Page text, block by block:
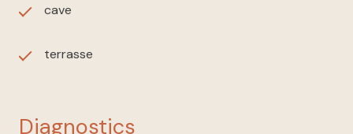
cave
terrasse
diagnostics